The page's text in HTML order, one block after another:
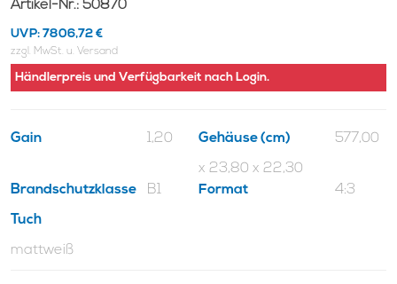
Artikel-Nr.: 50870
UVP: 7806,72 €
zzgl. MwSt. u. Versand
Händlerpreis und Verfügbarkeit nach Login.
Gain 1,20 Gehäuse (cm) 577,00
x 23,80 x 22,30
Brandschutzklasse
B1 Format 4:3
Tuch
mattweiß